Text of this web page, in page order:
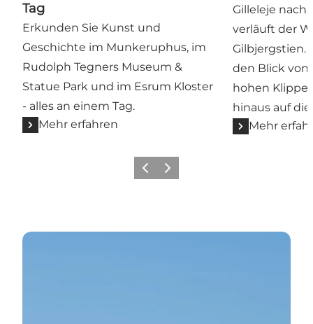
Tag
Erkunden Sie Kunst und
Geschichte im Munkeruphus, im
Rudolph Tegners Museum &
Statue Park und im Esrum Kloster
- alles an einem Tag.
Mehr erfahren
Gilleleje nach
verläuft der
Gilbjergstien.
den Blick von
hohen
hinaus auf
Mehr
ZurückWeiter
Mehr erfahren